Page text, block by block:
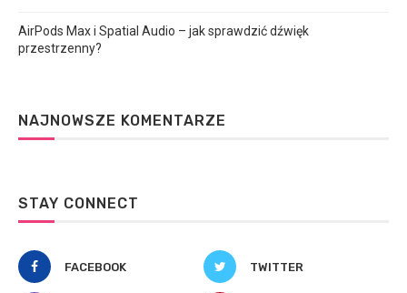
AirPods Max i Spatial Audio – jak sprawdzić dźwięk
przestrzenny?
NAJNOWSZE KOMENTARZE
STAY CONNECT
FACEBOOK TWITTER